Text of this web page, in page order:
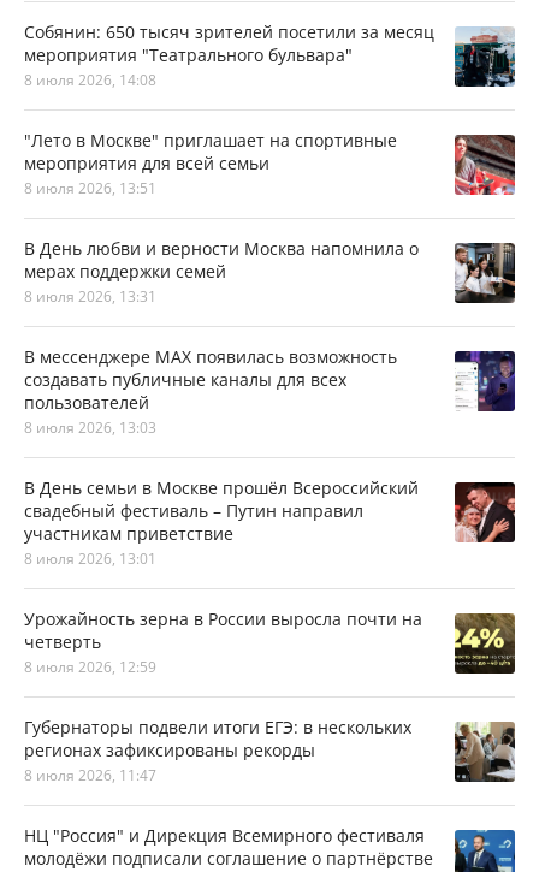
Собянин: 650 тысяч зрителей посетили за месяц
мероприятия "Театрального бульвара"
8 июля 2026, 14:08
"Лето в Москве" приглашает на спортивные
мероприятия для всей семьи
8 июля 2026, 13:51
В День любви и верности Москва напомнила о
мерах поддержки семей
8 июля 2026, 13:31
В мессенджере MAX появилась возможность
создавать публичные каналы для всех
пользователей
8 июля 2026, 13:03
В День семьи в Москве прошёл Всероссийский
свадебный фестиваль – Путин направил
участникам приветствие
8 июля 2026, 13:01
Урожайность зерна в России выросла почти на
четверть
8 июля 2026, 12:59
Губернаторы подвели итоги ЕГЭ: в нескольких
регионах зафиксированы рекорды
8 июля 2026, 11:47
НЦ "Россия" и Дирекция Всемирного фестиваля
молодёжи подписали соглашение о партнёрстве